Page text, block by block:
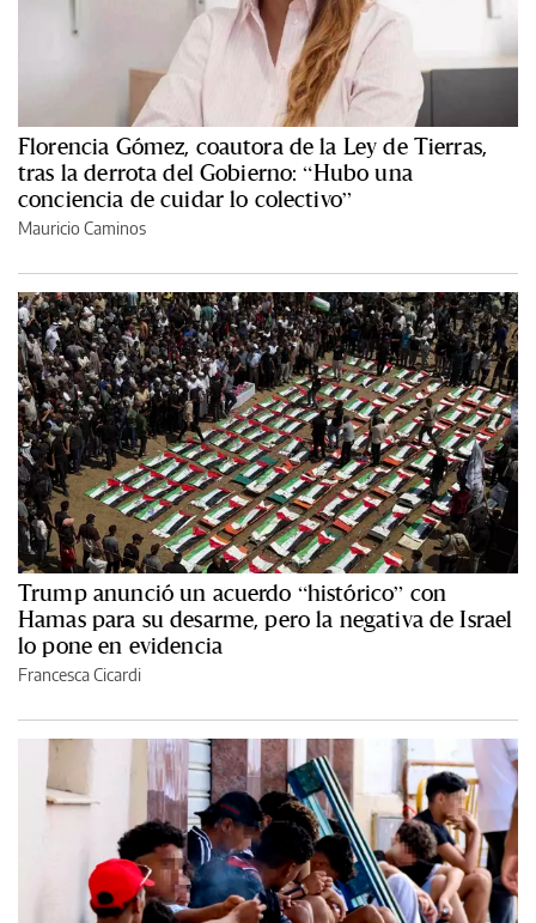
Florencia Gómez, coautora de la Ley de Tierras,
tras la derrota del Gobierno: “Hubo una
conciencia de cuidar lo colectivo”
Mauricio Caminos
Trump anunció un acuerdo “histórico” con
Hamas para su desarme, pero la negativa de Israel
lo pone en evidencia
Francesca Cicardi